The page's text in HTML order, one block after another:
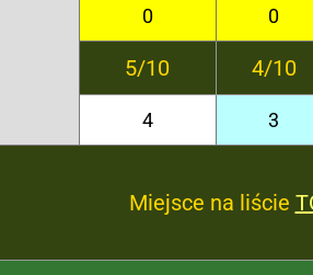
0 0
5/10 4/10
4 3
Miejsce na liście